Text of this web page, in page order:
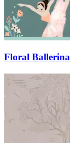
Floral